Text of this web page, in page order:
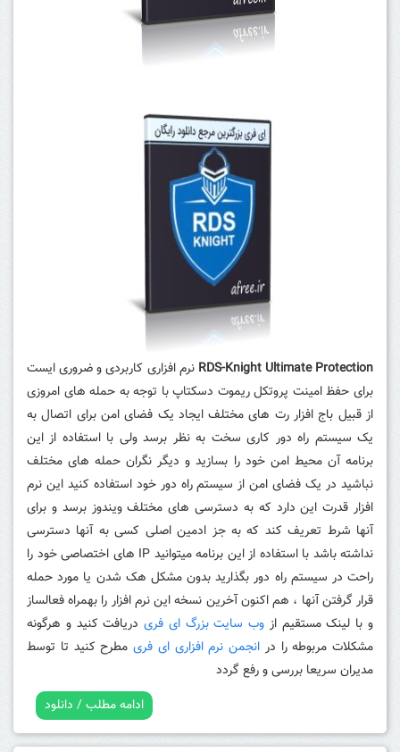
RDS-Knight Ultimate Protection نرم افزاری کاربردی و ضروری ایست
برای حفظ امینت پروتکل ریموت دسکتاپ با توجه به حمله های امروزی
از قبیل باج افزار رت های مختلف ایجاد یک فضای امن برای اتصال به
یک سیستم راه دور کاری سخت به نظر برسد ولی با استفاده از این
برنامه آن محیط امن خود را بسازید و دیگر نگران حمله های مختلف
نباشید در یک فضای امن از سیستم راه دور خود استفاده کنید این نرم
افزار قدرت این دارد که به دسترسی های مختلف ویندوز برسد و برای
آنها شرط تعریف کند که به جز ادمین اصلی کسی به آنها دسترسی
نداشته باشد با استفاده از این برنامه میتوانید IP های اختصاصی خود را
راحت در سیستم راه دور بگذارید بدون مشکل هک شدن یا مورد حمله
قرار گرفتن آنها ، هم اکنون آخرین نسخه این نرم افزار را بهمراه فعالساز
و با لینک مستقیم از وب سایت بزرگ ای فریدریافت کنید و هرگونه
مشکلات مربوطه را در انجمن نرم افزاری ای فری مطرح کنید تا توسط
مدیران سریعا بررسی و رفع گردد
ادامه مطلب / دانلود